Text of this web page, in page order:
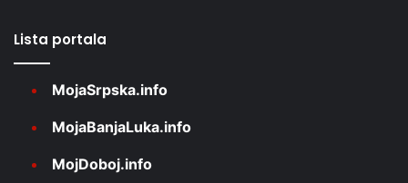
Lista portala
MojaSrpska.info
MojaBanjaLuka.info
MojDoboj.info